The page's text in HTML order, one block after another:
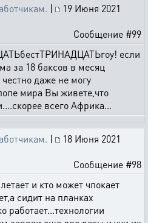
|
19 Июня 2021
Сообщение #99
если
за 18 баксов в месяц
даже не могу
мира Вы живете,что
всего Африка...
|
18 Июня 2021
Сообщение #98
и кто может чпокает
сидит на планках
работает...технологии